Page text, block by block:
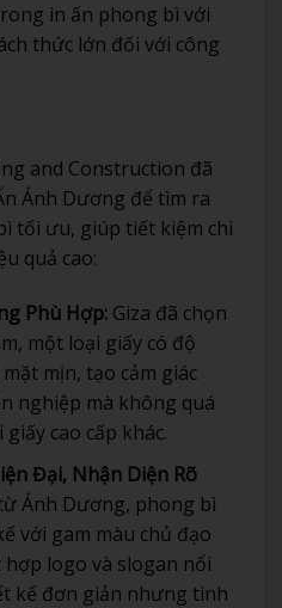
in ấn phong bì với
thức lớn đối với công
and Construction đã
Ánh Dương để tìm ra
tối ưu, giúp tiết kiệm chi
quả cao:
Phù Hợp:Giza đã chọn
một loại giấy có độ
mịn, tạo cảm giác
nghiệp mà không quá
cao cấp khác.
Đại, Nhận Diện Rõ
Ánh Dương, phong bì
với gam màu chủ đạo
logo và slogan nổi
kế đơn giản nhưng tinh